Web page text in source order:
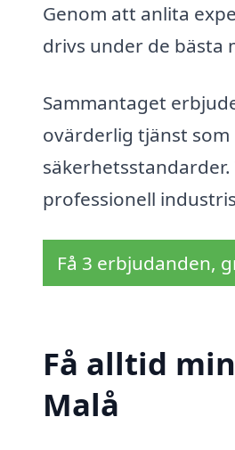
Genom att anlita
drivs under de bästa
Sammantaget
ovärderlig tjänst
professionell
Få 3 erbjudanden,
Få alltid
Malå